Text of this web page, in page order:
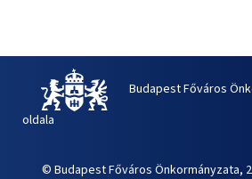
Budapest Főváros
oldala
© Budapest Főváros Önkormányzata,